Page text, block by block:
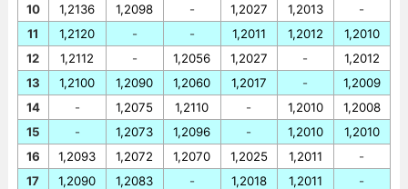
10
11
12
13
14
15
16
17
1,2136
1,2120
1,2112
1,2100
-
-
1,2093
1,2090
1,2098
-
-
1,2090
1,2075
1,2073
1,2072
1,2083
-
-
1,2056
1,2060
1,2110
1,2096
1,2070
-
1,2027
1,2011
1,2027
1,2017
-
-
1,2025
1,2018
1,2013
1,2012
-
-
1,2010
1,2010
1,2011
1,2011
-
1,2010
1,2012
1,2009
1,2008
1,2010
-
-